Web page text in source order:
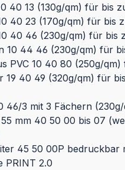
40 13 (130g/qm) für bis
40 23 (170g/qm) für bis
40 46 (230g/qm) für bis
10 44 46 (230g/qm) für
PVC 10 40 80 (250g/
19 40 49 (320g/qm) für
46/3 mit 3 Fächern
mm 40 50 00 bis 07
45 50 00P bedruckbar
PRINT 2.0